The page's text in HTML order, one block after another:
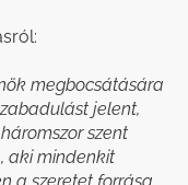
megbocsátására
jelent,
szent
aki mindenkit